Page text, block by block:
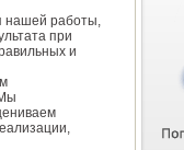
нашей работы,
при
и